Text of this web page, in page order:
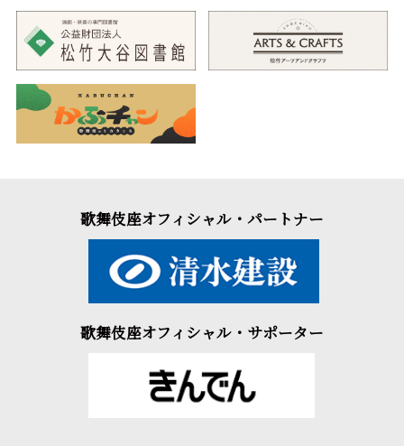
歌舞伎座オフィシャル・パートナー
歌舞伎座オフィシャル・サポーター